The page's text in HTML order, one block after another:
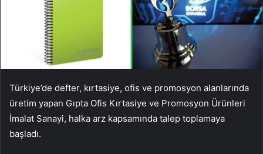
Türkiye’de defter, kırtasiye, ofis ve promosyon alanlarında
üretim yapan Gıpta Ofis Kırtasiye ve Promosyon Ürünleri
İmalat Sanayi, halka arz kapsamında talep toplamaya
başladı.